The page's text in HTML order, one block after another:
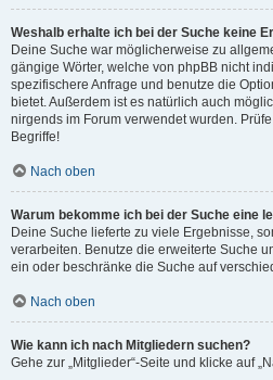
Weshalb erhalte ich bei der Suche keine
Deine Suche war möglicherweise zu
gängige Wörter, welche von phpBB nicht
spezifischere Anfrage und benutze die
bietet. Außerdem ist es natürlich auch
nirgends im Forum verwendet wurden.
Begriffe!
Nach oben
Warum bekomme ich bei der Suche eine
Deine Suche lieferte zu viele Ergebnisse,
verarbeiten. Benutze die erweiterte Suche
ein oder beschränke die Suche auf
Nach oben
Wie kann ich nach Mitgliedern suchen?
Gehe zur „Mitglieder“-Seite und klicke auf